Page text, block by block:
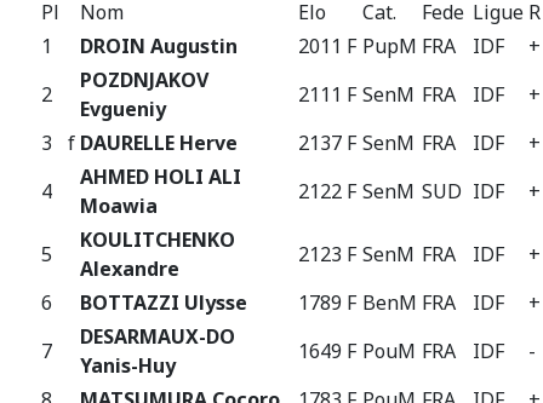
Pl
Nom Elo Cat. Fede Ligue
1
DROIN Augustin 2011 F PupM FRA IDF
2
POZDNJAKOV
Evgueniy
2111 F SenM FRA IDF
3
f DAURELLE Herve 2137 F SenM FRA IDF
4
AHMED HOLI ALI
Moawia
2122 F SenM SUD IDF
5
KOULITCHENKO
Alexandre
2123 F SenM FRA IDF
6
BOTTAZZI Ulysse 1789 F BenM FRA IDF
7
DESARMAUX-DO
Yanis-Huy
1649 F PouM FRA IDF
-